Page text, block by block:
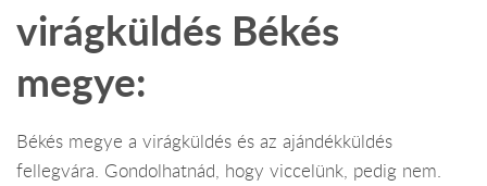
virágküldés Békés
megye:
Békés megye a virágküldés és az ajándékküldés
fellegvára. Gondolhatnád, hogy viccelünk, pedig nem.